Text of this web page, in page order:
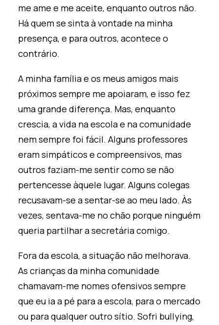
me ame e me aceite, enquanto outros não.
Há quem se sinta à vontade na minha
presença, e para outros, acontece o
contrário.
A minha família e os meus amigos mais
próximos sempre me apoiaram, e isso fez
uma grande diferença. Mas, enquanto
crescia, a vida na escola e na comunidade
nem sempre foi fácil. Alguns professores
eram simpáticos e compreensivos, mas
outros faziam-me sentir como se não
pertencesse àquele lugar. Alguns colegas
recusavam-se a sentar-se ao meu lado. Às
vezes, sentava-me no chão porque ninguém
queria partilhar a secretária comigo.
Fora da escola, a situação não melhorava.
As crianças da minha comunidade
chamavam-me nomes ofensivos sempre
que eu ia a pé para a escola, para o mercado
ou para qualquer outro sítio. Sofri bullying,